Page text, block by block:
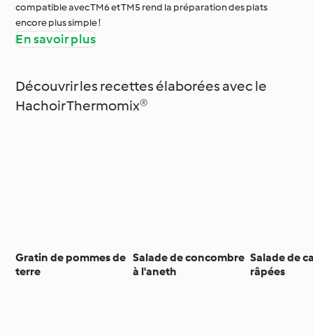
compatible avec TM6 et TM5 rend la préparation des plats
encore plus simple !
En savoir plus
Découvrir les recettes élaborées avec le
Hachoir Thermomix®
Gratin de pommes de
terre
Salade de concombre
à l'aneth
Salade de
râpées